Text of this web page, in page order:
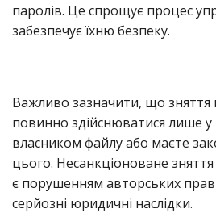
паролів. Це спрощує процес
забезпечує їхню безпеку.
Важливо зазначити, що зняття
повинно здійснюватися лише
власником файлу або маєте
цього. Несанкціоноване
є порушенням авторських
серйозні юридичні наслідки.